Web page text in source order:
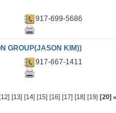
917-699-5686
GROUP(JASON KIM))
917-667-1411
[13] [14] [15] [16] [17] [18] [19] [20]